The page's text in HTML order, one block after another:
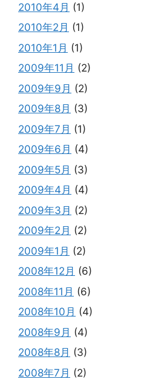
2010年4月 (1)
2010年2月 (1)
2010年1月 (1)
2009年11月 (2)
2009年9月 (2)
2009年8月 (3)
2009年7月 (1)
2009年6月 (4)
2009年5月 (3)
2009年4月 (4)
2009年3月 (2)
2009年2月 (2)
2009年1月 (2)
2008年12月 (6)
2008年11月 (6)
2008年10月 (4)
2008年9月 (4)
2008年8月 (3)
2008年7月 (2)